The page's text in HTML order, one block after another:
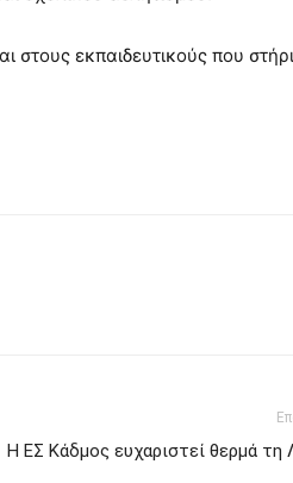
στους εκπαιδευτικούς που
Η ΕΣ Κάδμος ευχαριστεί θερμά